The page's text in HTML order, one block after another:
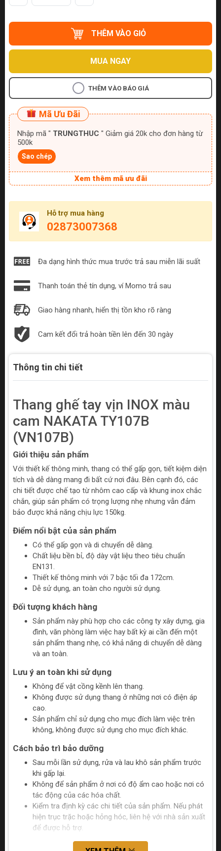
THÊM VÀO GIỎ
MUA NGAY
THÊM VÀO BÁO GIÁ
Mã Ưu Đãi
Nhập mã " TRUNGTHUC " Giảm giá 20k cho đơn hàng từ
500k
Sao chép
Xem thêm mã ưu đãi
Hỗ trợ mua hàng
02873007368
Đa dạng hình thức mua trước trả sau miễn lãi suất
Thanh toán thẻ tín dụng, ví Momo trả sau
Giao hàng nhanh, hiển thị tồn kho rõ ràng
Cam kết đổi trả hoàn tiền lên đến 30 ngày
Thông tin chi tiết
Thang ghế tay vịn INOX màu
cam NAKATA TY107B
(VN107B)
Giới thiệu sản phẩm
Với thiết kế thông minh, thang có thể gấp gọn, tiết kiệm diện
tích và dễ dàng mang đi bất cứ nơi đâu. Bên cạnh đó, các
chi tiết được chế tạo từ nhôm cao cấp và khung inox chắc
chắn, giúp sản phẩm có trọng lượng nhẹ nhưng vẫn đảm
bảo được khả năng chịu lực 150kg.
Điểm nổi bật của sản phẩm
Có thể gấp gọn và di chuyển dễ dàng.
Chất liệu bền bỉ, độ dày vật liệu theo tiêu chuẩn
EN131.
Thiết kế thông minh với 7 bậc tối đa 172cm.
Dễ sử dụng, an toàn cho người sử dụng.
Đối tượng khách hàng
Sản phẩm này phù hợp cho các công ty xây dựng, gia
đình, văn phòng làm việc hay bất kỳ ai cần đến một
sản phẩm thang nhẹ, có khả năng di chuyển dễ dàng
và an toàn.
Lưu ý an toàn khi sử dụng
Không để vật cồng kềnh lên thang.
Không được sử dụng thang ở những nơi có điện áp
cao.
Sản phẩm chỉ sử dụng cho mục đích làm việc trên
không, không được sử dụng cho mục đích khác.
Cách bảo trì bảo dưỡng
Sau mỗi lần sử dụng, rửa và lau khô sản phẩm trước
khi gấp lại.
Không để sản phẩm ở nơi có độ ẩm cao hoặc nơi có
tác động của các hóa chất.
Kiểm tra định kỳ các chi tiết của sản phẩm. Nếu phát
hiện trục trặc hoặc hỏng hóc, liên hệ với nhà sản xuất
để được hỗ trợ.